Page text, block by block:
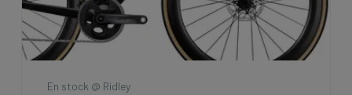
En stock @ Ridley